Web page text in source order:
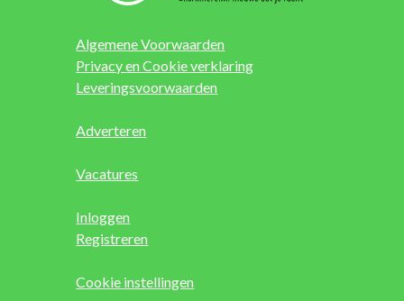
Algemene Voorwaarden
Privacy en Cookie verklaring
Leveringsvoorwaarden
Adverteren
Vacatures
Inloggen
Registreren
Cookie instellingen